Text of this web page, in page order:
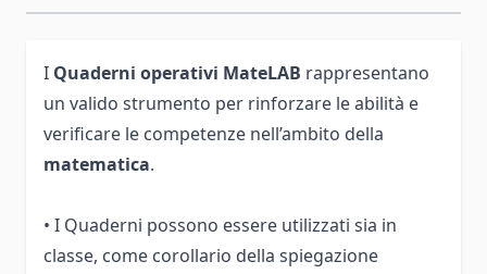
I Quaderni operativi MateLAB rappresentano
un valido strumento per rinforzare le abilità e
verificare le competenze nell’ambito della
matematica.
• I Quaderni possono essere utilizzati sia in
classe, come corollario della spiegazione